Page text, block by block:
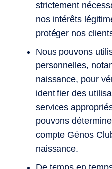
strictement
nos intérêts
protéger nos
Nous pouvons
personnelles,
naissance, pour
identifier des
services
pouvons
compte Génos
naissance.
De temps en